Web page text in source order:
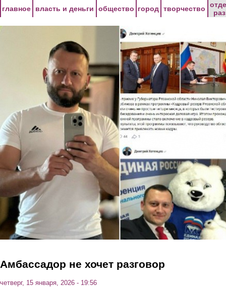
главное власть и деньги общество город творчество
Амбассадор не хочет разговор
четверг, 15 января, 2026 - 19:56